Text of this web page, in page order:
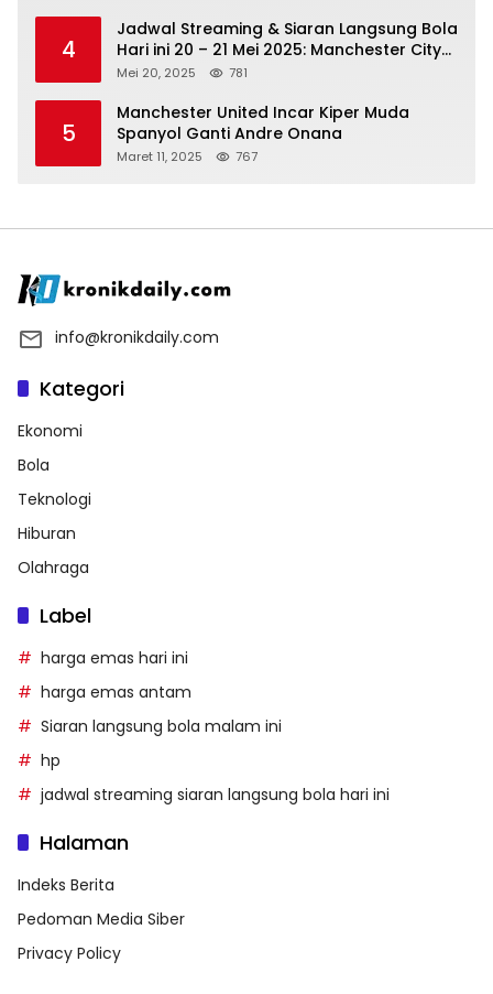
4
Jadwal Streaming & Siaran Langsung Bola
Hari ini 20 – 21 Mei 2025: Manchester City
vs Bournemouth
Mei 20, 2025 781
5
Manchester United Incar Kiper Muda
Spanyol Ganti Andre Onana
Maret 11, 2025 767
info@kronikdaily.com
Kategori
Ekonomi
Bola
Teknologi
Hiburan
Olahraga
Label
harga emas hari ini
harga emas antam
Siaran langsung bola malam ini
hp
jadwal streaming siaran langsung bola hari ini
Halaman
Indeks Berita
Pedoman Media Siber
Privacy Policy